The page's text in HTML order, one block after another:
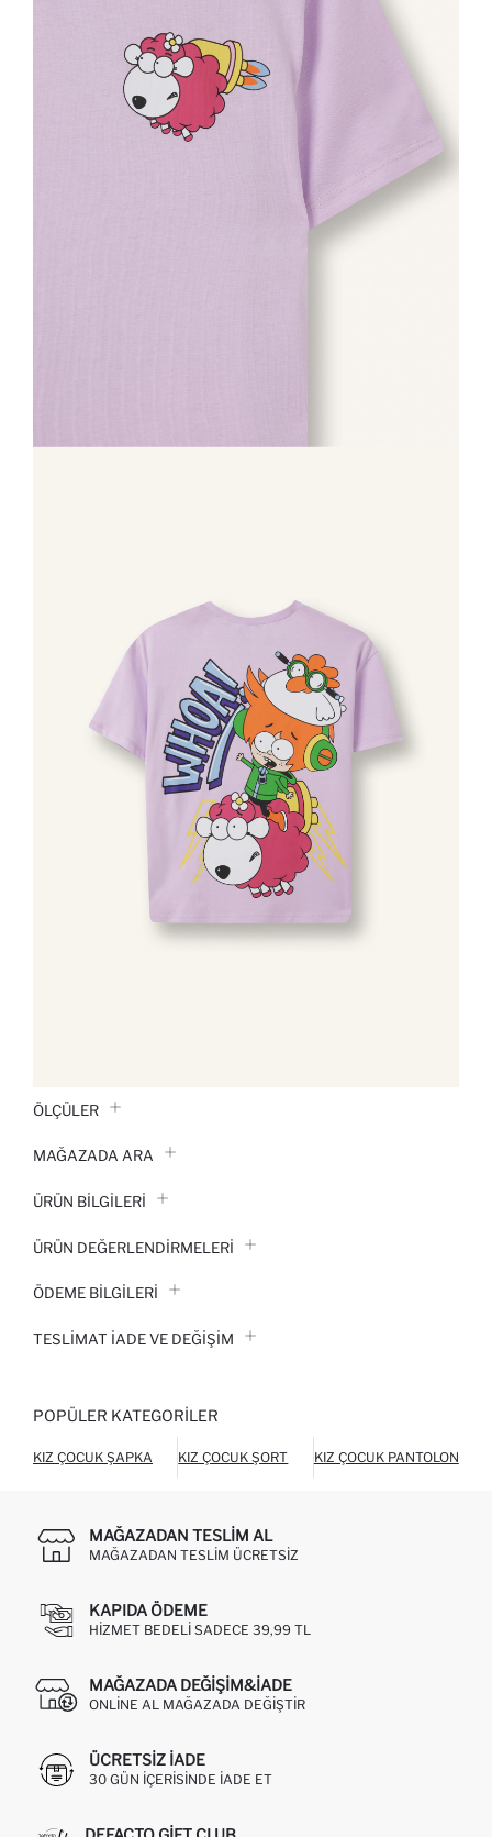
ÖLÇÜLER
MAĞAZADA ARA
ÜRÜN BILGILERI
ÜRÜN DEĞERLENDİRMELERİ
ÖDEME BİLGİLERİ
TESLIMAT İADE VE DEĞIŞIM
POPÜLER KATEGORILER
KIZ ÇOCUK ŞAPKA KIZ ÇOCUK ŞORT KIZ ÇOCUK PANTOLON
MAĞAZADAN TESLIM AL
MAĞAZADAN TESLIM ÜCRETSIZ
KAPIDA ÖDEME
HIZMET BEDELI SADECE 39,99 TL
MAĞAZADA DEĞIŞIM&İADE
ONLINE AL MAĞAZADA DEĞIŞTIR
ÜCRETSIZ IADE
30 GÜN IÇERISINDE IADE ET